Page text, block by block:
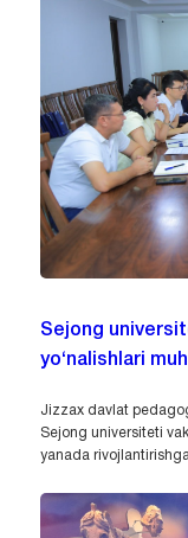
Sejong
yo‘nalishlari
Jizzax davlat
Sejong universiteti
yanada